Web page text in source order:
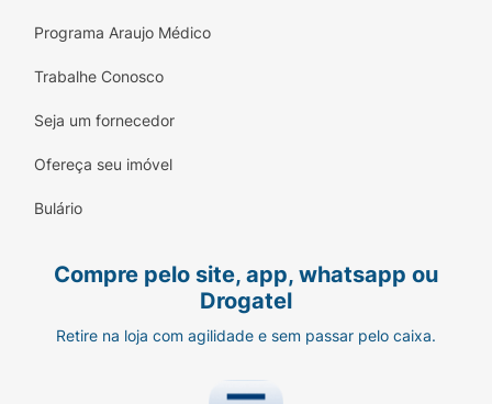
Programa Araujo Médico
Trabalhe Conosco
Seja um fornecedor
Ofereça seu imóvel
Bulário
Compre pelo site, app, whatsapp ou
Drogatel
Retire na loja com agilidade e sem passar pelo caixa.